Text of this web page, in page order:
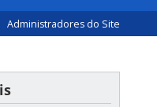
Administradores do Site